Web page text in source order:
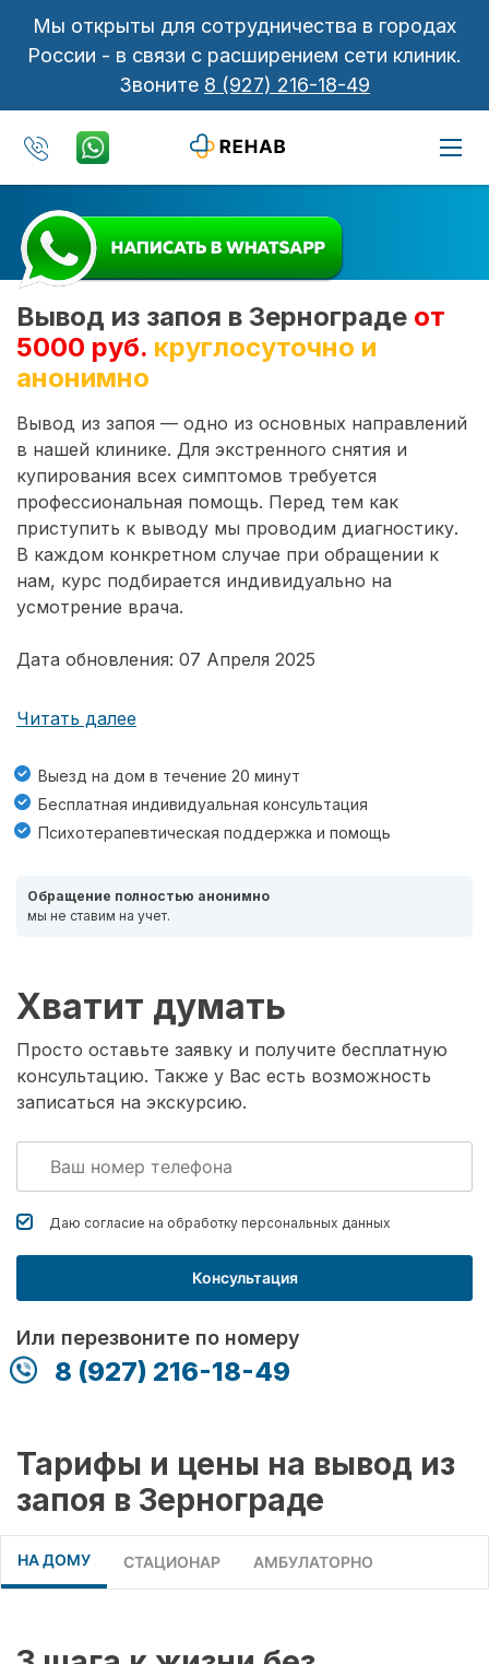
Мы открыты для сотрудничества в городах
России - в связи с расширением сети клиник.
Звоните 8 (927) 216-18-49
Вывод из запоя в Зернограде от
5000 руб. круглосуточно и
анонимно
Вывод из запоя — одно из основных направлений
в нашей клинике. Для экстренного снятия и
купирования всех симптомов требуется
профессиональная помощь. Перед тем как
приступить к выводу мы проводим диагностику.
В каждом конкретном случае при обращении к
нам, курс подбирается индивидуально на
усмотрение врача.
Дата обновления: 07 Апреля 2025
Читать далее
Выезд на дом в течение 20 минут
Бесплатная индивидуальная консультация
Психотерапевтическая поддержка и помощь
Обращение полностью анонимно
мы не ставим на учет.
Хватит думать
Просто оставьте заявку и получите бесплатную
консультацию. Также у Вас есть возможность
записаться на экскурсию.
Даю согласие на обработку персональных данных
Консультация
Или перезвоните по номеру
8 (927) 216-18-49
Тарифы и цены на вывод из
запоя в Зернограде
НА ДОМУ СТАЦИОНАР АМБУЛАТОРНО